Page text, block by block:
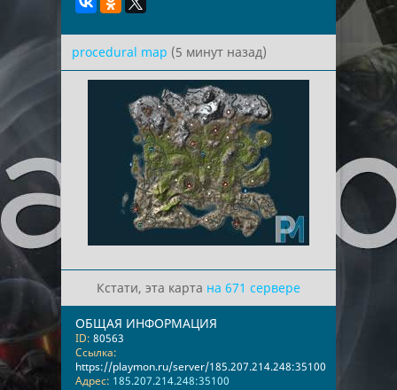
procedural map (5 минут назад)
Кстати, эта карта на 671 сервере
ОБЩАЯ ИНФОРМАЦИЯ
ID: 80563
Ссылка:
https://playmon.ru/server/185.207.214.248:35100
Адрес: 185.207.214.248:35100